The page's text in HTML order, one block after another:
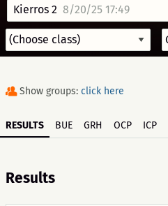
Kierros 2 8/20/25 17:49
Show groups: click here
RESULTS BUE GRH OCP ICP
Results